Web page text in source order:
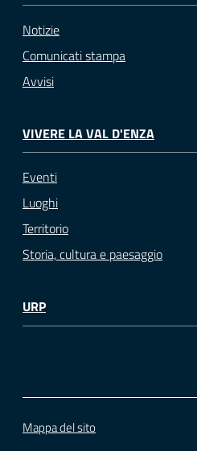
Notizie
Comunicati stampa
Avvisi
VIVERE LA VAL D'ENZA
Eventi
Luoghi
Territorio
Storia, cultura e paesaggio
URP
Mappa del sito